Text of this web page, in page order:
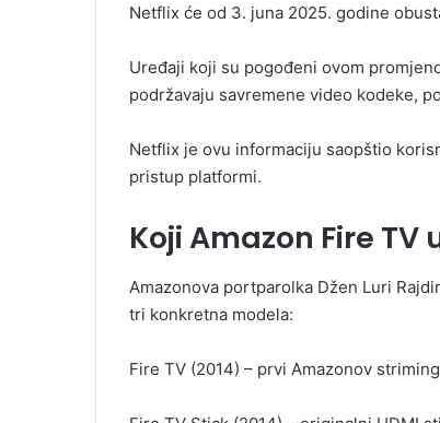
e
a
i
Netflix će od 3. juna 2025. godine
Uređaji koji su pogođeni ovom
podržavaju savremene video kodeke,
Netflix je ovu informaciju saopštio
pristup platformi.
Koji Amazon Fire
Amazonova portparolka Džen Luri
tri konkretna modela:
Fire TV (2014) – prvi Amazonov